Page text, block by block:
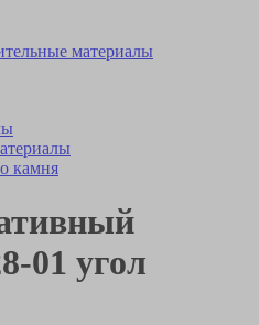
материалы
камня
01 угол